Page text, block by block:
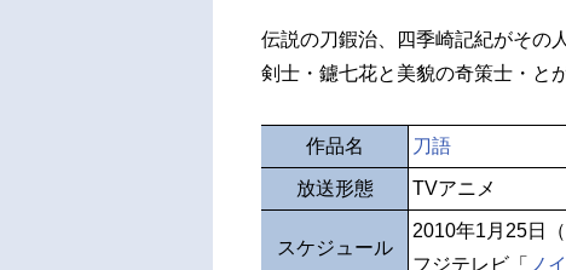
伝説の刀鍜治、四季崎記紀がその
剣士・鑢七花と美貌の奇策士・と
作品名 刀語
放送形態 TVアニメ
スケジュール
2010年1月25日
フジテレビ「 ノ